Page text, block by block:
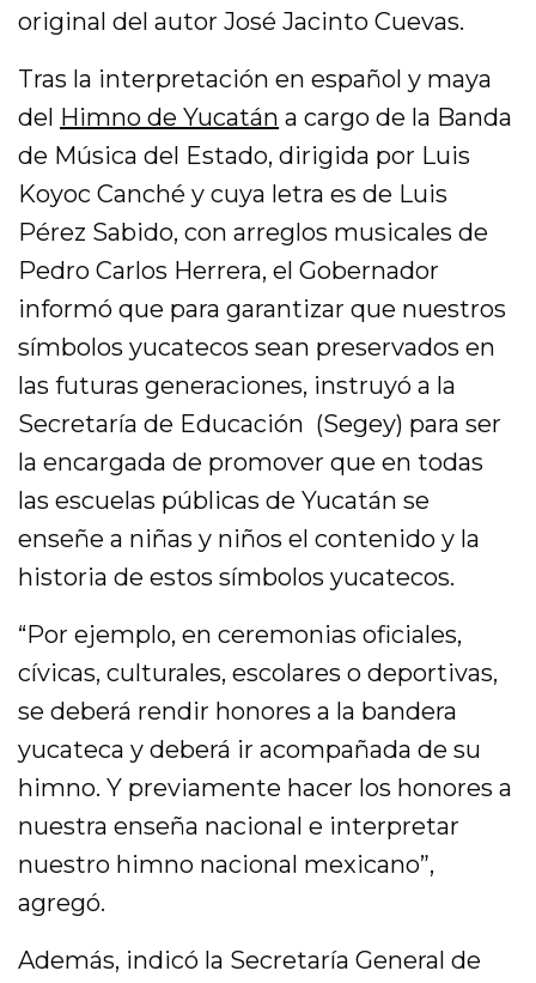
original del autor José Jacinto Cuevas.
Tras la interpretación en español y maya
del Himno de Yucatán a cargo de la Banda
de Música del Estado, dirigida por Luis
Koyoc Canché y cuya letra es de Luis
Pérez Sabido, con arreglos musicales de
Pedro Carlos Herrera, el Gobernador
informó que para garantizar que nuestros
símbolos yucatecos sean preservados en
las futuras generaciones, instruyó a la
Secretaría de Educación (Segey) para ser
la encargada de promover que en todas
las escuelas públicas de Yucatán se
enseñe a niñas y niños el contenido y la
historia de estos símbolos yucatecos.
“Por ejemplo, en ceremonias oficiales,
cívicas, culturales, escolares o deportivas,
se deberá rendir honores a la bandera
yucateca y deberá ir acompañada de su
himno. Y previamente hacer los honores a
nuestra enseña nacional e interpretar
nuestro himno nacional mexicano”,
agregó.
Además, indicó la Secretaría General de